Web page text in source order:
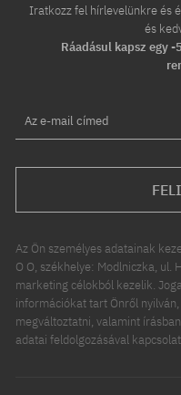
Iratkozz fel hírlevelünkre és
és
Ráadásul kapsz egy
Az e-mail címed
Az Ön személyes adatainak
O O, székhelye: Modlniczka, ul.
marketing célokból kezelik.
információkat tart Önről
megváltoztatni, valamint
adatai feldolgozásával